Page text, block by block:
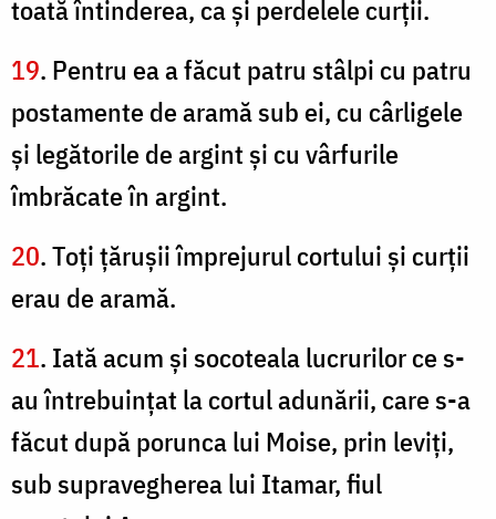
toată întinderea, ca şi perdelele curţii.
19. Pentru ea a făcut patru stâlpi cu patru
postamente de aramă sub ei, cu cârligele
şi legătorile de argint şi cu vârfurile
îmbrăcate în argint.
20. Toţi ţăruşii împrejurul cortului şi curţii
erau de aramă.
21. Iată acum şi socoteala lucrurilor ce s-
au întrebuinţat la cortul adunării, care s-a
făcut după porunca lui Moise, prin leviţi,
sub supravegherea lui Itamar, fiul